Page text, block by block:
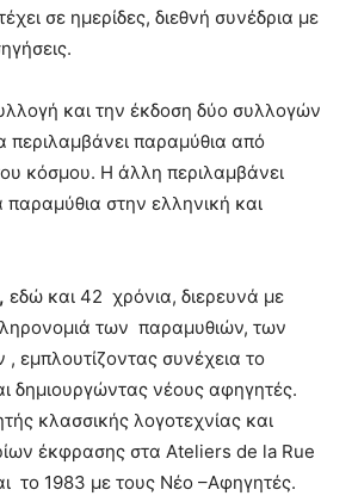
σε ημερίδες, διεθνή συνέδρια με
και την έκδοση δύο συλλογών
περιλαμβάνει παραμύθια από
κόσμου. Η άλλη περιλαμβάνει
παραμύθια στην ελληνική και
, εδώ και 42 χρόνια, διερευνά με
των παραμυθιών, των
εμπλουτίζοντας συνέχεια το
δημιουργώντας νέους αφηγητές.
κλασσικής λογοτεχνίας και
έκφρασης στα Αteliers de la Rue
το 1983 με τους Νέο –Αφηγητές.